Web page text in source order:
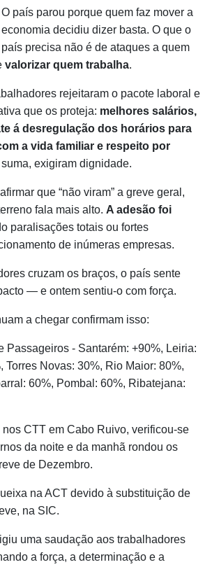
O país parou porque quem faz mover a
economia decidiu dizer basta. O que o
país precisa não é de ataques a quem
valorizar quem trabalha.
rejeitaram o pacote laboral e
que os proteja: melhores salários,
á desregulação dos horários para
a vida familiar e respeito por
suma, exigiram dignidade.
que “não viram” a greve geral,
fala mais alto. A adesão foi
paralisações totais ou fortes
de inúmeras empresas.
cruzam os braços, o país sente
— e ontem sentiu-o com força.
a chegar confirmam isso:
Passageiros - Santarém: +90%, Leiria:
Torres Novas: 30%, Rio Maior: 80%,
60%, Pombal: 60%, Ribatejana:
CTT em Cabo Ruivo, verificou‑se
da noite e da manhã rondou os
de Dezembro.
na ACT devido à substituição de
na SIC.
uma saudação aos trabalhadores
a força, a determinação e a